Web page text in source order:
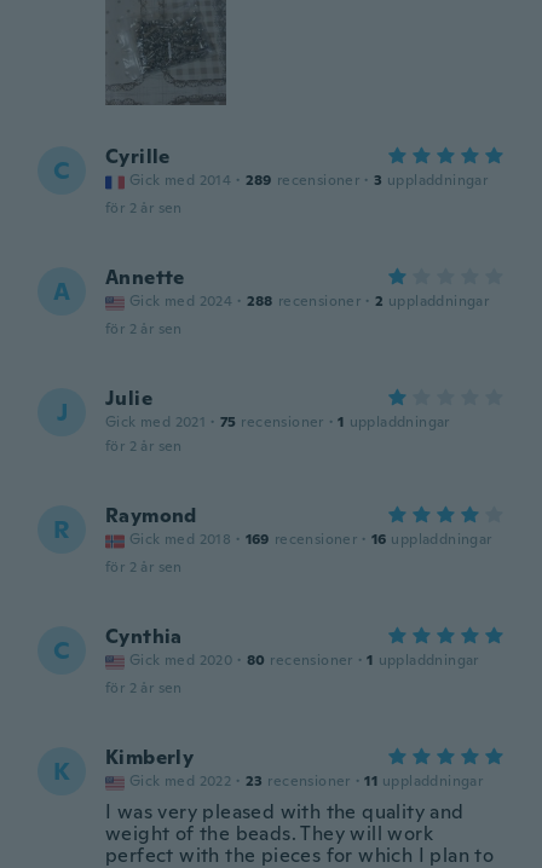
C Cyrille
Gick med 2014 · 289 recensioner · 3 uppladdningar
för 2 år sen
A Annette
Gick med 2024 · 288 recensioner · 2 uppladdningar
för 2 år sen
J Julie
Gick med 2021 · 75 recensioner · 1 uppladdningar
för 2 år sen
R Raymond
Gick med 2018 · 169 recensioner · 16 uppladdningar
för 2 år sen
C Cynthia
Gick med 2020 · 80 recensioner · 1 uppladdningar
för 2 år sen
K Kimberly
Gick med 2022 · 23 recensioner · 11 uppladdningar
I was very pleased with the quality and
weight of the beads. They will work
perfect with the pieces for which I plan to